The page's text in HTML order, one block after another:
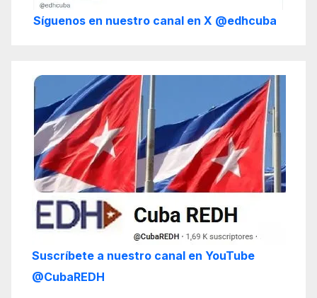
Síguenos en nuestro canal en X @edhcuba
Suscríbete a nuestro canal en YouTube
@CubaREDH